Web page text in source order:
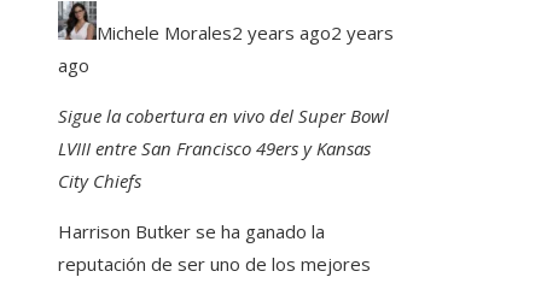
Michele Morales2 years ago2 years
ago
Sigue la cobertura en vivo del Super Bowl
LVIII entre San Francisco 49ers y Kansas
City Chiefs
Harrison Butker se ha ganado la
reputación de ser uno de los mejores